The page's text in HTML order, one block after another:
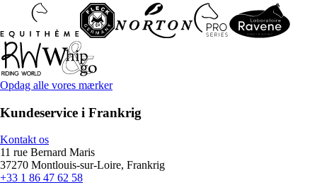
Opdag alle vores mærker
Kundeservice i Frankrig
Kontakt os
11 rue Bernard Maris
37270 Montlouis-sur-Loire, Frankrig
+33 1 86 47 62 58